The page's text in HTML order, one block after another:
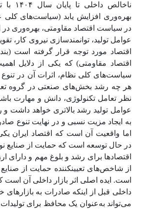
ناخالص
بهره‌وری افزایش یابد (سیاست‌های کلی
در سیاست اقتصاد مقاومتی، بهره‌وری در
عوامل تولید، توانمندسازی نیروی کار،
اقتصاد مقاومتی) که یکی از دلایل
سیاست‌های کلی نظام، اثرات آن در
هر چه رشد بخش‌های صنعتی در گروه
نظر تعامل تکنولوژی، دانش و مهارت
عوامل تولید رشد بالاتری خواهد داشت و
به ایجاد مزیت نسبی و در نهایت تنوع
اما واقعیت آن است که اقتصاد ایران
در حال توسعه است که حمایت از صنایع
اقتصادها برای رشد و بلوغ مهم و
از شاخص‌های تعیین­کننده حمایت از صنایع
است. ایده اصلی اثر بازار داخلی آن است
داخلی قبل از اینکه صادرات به بازارهای
می‌تواند به‌عنوان یک محافظ برای